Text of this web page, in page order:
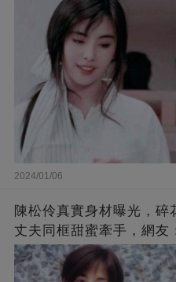
2024/01/06
陳松伶真實身材曝光，
丈夫同框甜蜜牽手，網友